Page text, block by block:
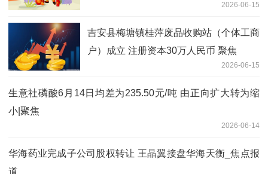
2026-06-15
吉安县梅塘镇桂萍废品收购站（个体工商
户）成立 注册资本30万人民币 聚焦
2026-06-15
生意社磷酸6月14日均差为235.50元/吨 由正向扩大转为缩
小|聚焦
2026-06-14
华海药业完成子公司股权转让 王晶翼接盘华海天衡_焦点报
道